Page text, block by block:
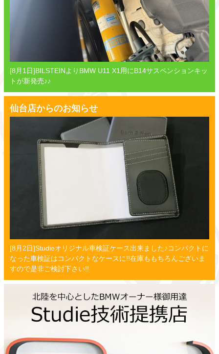
[8月1日]BILSTEINよりBMW U11 X1用にB14サスペンションキッ
トが新発売♪♪
仙台店からのお知らせ
[8月2日]Studieオリジナル車検証ケース出来ました♪コンパクトに
なった車検証はコンパクトなケースに!!在庫ももちろんございま
すので是非ご検討下さい!!